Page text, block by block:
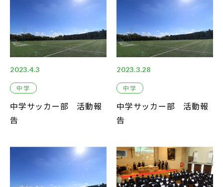
2023.4.3
中学
中学サッカー部 活動報
告
2023.3.28
中学
中学サッカー部 活動報
告